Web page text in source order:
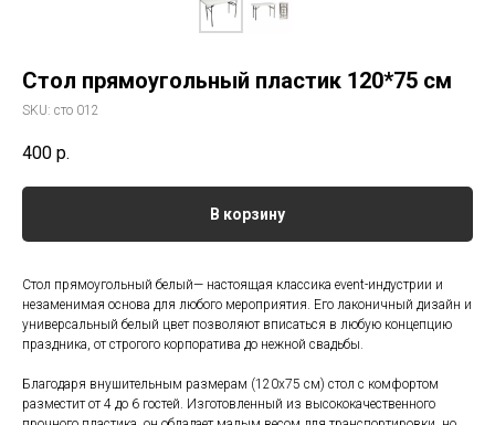
Стол прямоугольный пластик 120*75 см
SKU: сто 012
400 р.
В корзину
Стол прямоугольный белый— настоящая классика event-индустрии и
незаменимая основа для любого мероприятия. Его лаконичный дизайн и
универсальный белый цвет позволяют вписаться в любую концепцию
праздника, от строгого корпоратива до нежной свадьбы.
Благодаря внушительным размерам (120x75 см) стол с комфортом
разместит от 4 до 6 гостей. Изготовленный из высококачественного